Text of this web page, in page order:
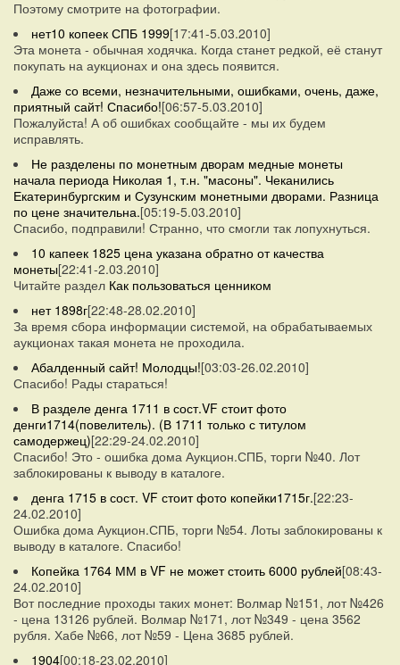
Поэтому смотрите на фотографии.
нет10 копеек СПБ 1999[17:41-5.03.2010]
Эта монета - обычная ходячка. Когда станет редкой, её станут
покупать на аукционах и она здесь появится.
Даже со всеми, незначительными, ошибками, очень, даже,
приятный сайт! Спасибо![06:57-5.03.2010]
Пожалуйста! А об ошибках сообщайте - мы их будем
исправлять.
Не разделены по монетным дворам медные монеты
начала периода Николая 1, т.н. "масоны". Чеканились
Екатеринбургским и Сузунским монетными дворами. Разница
по цене значительна.[05:19-5.03.2010]
Спасибо, подправили! Странно, что смогли так лопухнуться.
10 капеек 1825 цена указана обратно от качества
монеты[22:41-2.03.2010]
Читайте раздел Как пользоваться ценником
нет 1898г[22:48-28.02.2010]
За время сбора информации системой, на обрабатываемых
аукционах такая монета не проходила.
Абалденный сайт! Молодцы![03:03-26.02.2010]
Спасибо! Рады стараться!
В разделе денга 1711 в сост.VF стоит фото
денги1714(повелитель). (В 1711 только с титулом
самодержец)[22:29-24.02.2010]
Спасибо! Это - ошибка дома Аукцион.СПБ, торги №40. Лот
заблокированы к выводу в каталоге.
денга 1715 в сост. VF стоит фото копейки1715г.[22:23-
24.02.2010]
Ошибка дома Аукцион.СПБ, торги №54. Лоты заблокированы к
выводу в каталоге. Спасибо!
Копейка 1764 ММ в VF не может стоить 6000 рублей[08:43-
24.02.2010]
Вот последние проходы таких монет: Волмар №151, лот №426
- цена 13126 рублей. Волмар №171, лот №349 - цена 3562
рубля. Хабе №66, лот №59 - Цена 3685 рублей.
1904[00:18-23.02.2010]